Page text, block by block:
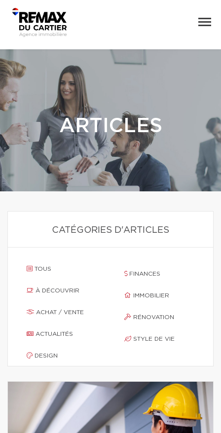
ARTICLES
CATÉGORIES D'ARTICLES
TOUS
À DÉCOUVRIR
ACHAT / VENTE
ACTUALITÉS
DESIGN
FINANCES
IMMOBILIER
RÉNOVATION
STYLE DE VIE